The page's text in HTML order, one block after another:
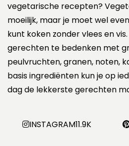
vegetarische recepten?
moeilijk, maar je moet wel
kunt koken zonder vlees en
gerechten te bedenken met
peulvruchten, granen, noten,
basis ingrediënten kun je op
dag de lekkerste gerechten
INSTAGRAM11.9K